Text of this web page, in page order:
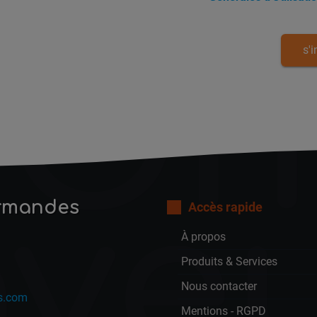
Oh
Accès rapide
À propos
Produits & Services
Nous contacter
Mentions - RGPD